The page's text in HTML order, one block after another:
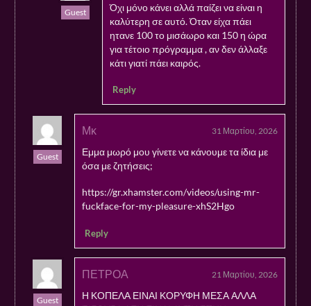
Guest
Όχι μόνο κάνει αλλά παίζει να είναι η
καλύτερη σε αυτό. Όταν είχα πάει
ητανε 100 το μισάωρο και 150 η ώρα
για τέτοιο πρόγραμμα , αν δεν άλλαξε
κάτι γιατί πάει καιρός.
Reply
Guest
Μκ 31 Μαρτίου, 2026
Εμμα μωρό μου γίνετε να κάνουμε τα ίδια με
όσα με ζητήσεις;
https://gr.xhamster.com/videos/using-mr-
fuckface-for-my-pleasure-xhS2Hgo
Reply
Guest
ΠΕΤΡΟΑ 21 Μαρτίου, 2026
Η ΚΟΠΕΛΑ ΕΙΝΑΙ ΚΟΡΥΦΗ ΜΕΣΑ ΑΛΛΑ